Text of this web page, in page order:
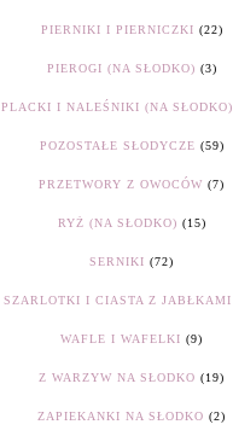
PIERNIKI I PIERNICZKI (22)
PIEROGI (NA SŁODKO) (3)
PLACKI I NALEŚNIKI (NA SŁODKO)
POZOSTAŁE SŁODYCZE (59)
PRZETWORY Z OWOCÓW (7)
RYŻ (NA SŁODKO) (15)
SERNIKI (72)
SZARLOTKI I CIASTA Z JABŁKAMI
WAFLE I WAFELKI (9)
Z WARZYW NA SŁODKO (19)
ZAPIEKANKI NA SŁODKO (2)